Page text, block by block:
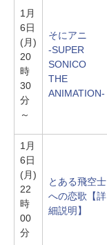
1月
6日
(月)
20
時
30
分
～
そにアニ
-SUPER
SONICO
THE
ANIMATION-
1月
6日
(月)
22
時
00
分
とある飛空士
への恋歌 【詳
細説明】